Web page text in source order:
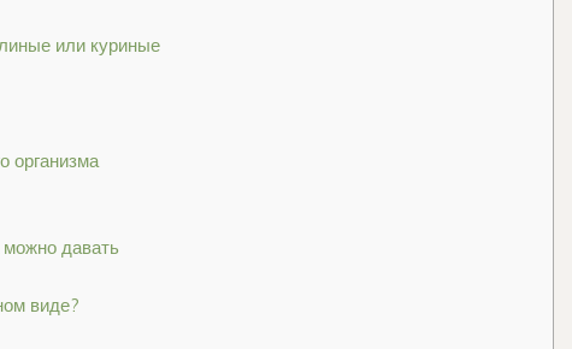
или куриные
организма
можно давать
виде?